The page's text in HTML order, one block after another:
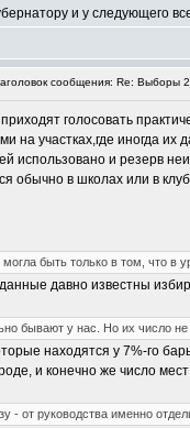
и у следующего
сообщения: Re: Выборы
голосовать
на участках,где иногда
использовано и резерв
обычно в школах или в
быть только в том, что в
давно известны
бывают у нас. Но их число не
находятся у 7%-го
и конечно же число
- от руководства именно